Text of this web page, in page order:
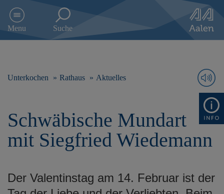
e
Menu Suche
Unterkochen Rathaus Aktuelles
Schwäbische Mundart
mit Siegfried Wiedemann
Der Valentinstag am 14. Februar ist der